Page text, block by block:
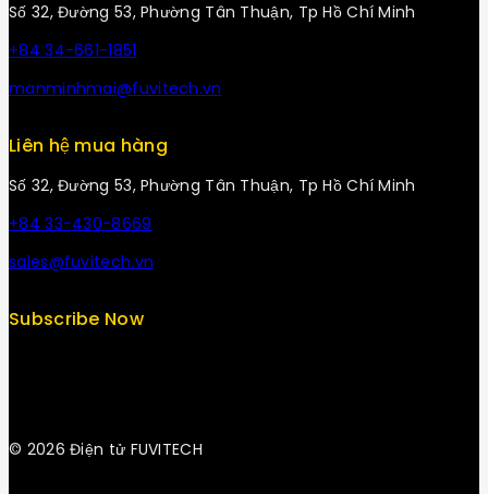
Số 32, Đường 53, Phường Tân Thuận, Tp Hồ Chí Minh
+84 34-661-1851
manminhmai@fuvitech.vn
Liên hệ mua hàng
Số 32, Đường 53, Phường Tân Thuận, Tp Hồ Chí Minh
+84 33-430-8669
sales@fuvitech.vn
Subscribe Now
© 2026 Điện tử FUVITECH